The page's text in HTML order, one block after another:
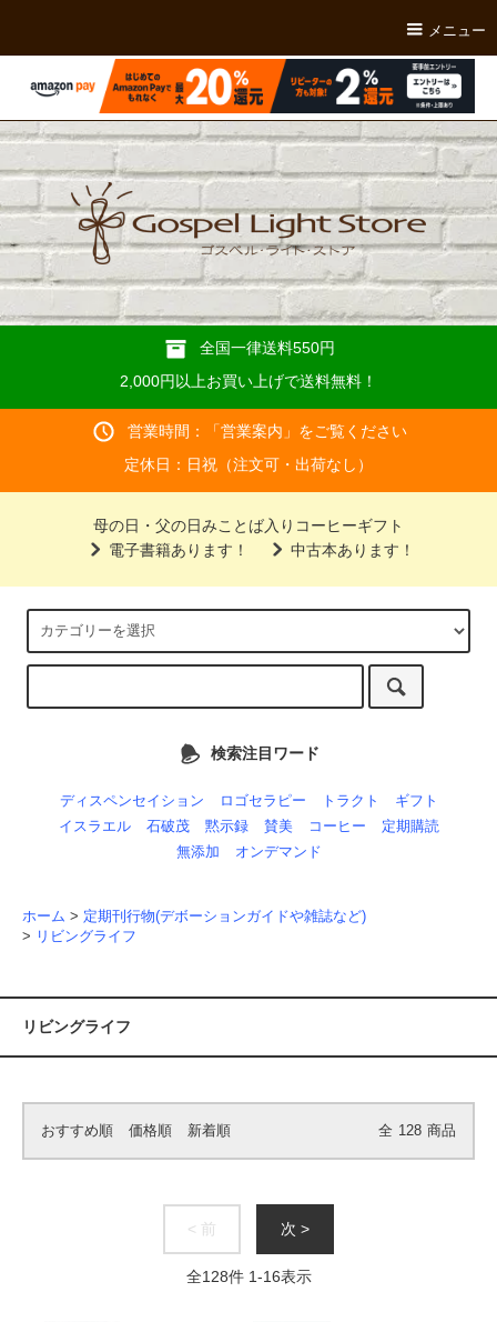
メニュー
全国一律送料550円
2,000円以上お買い上げで送料無料！
営業時間：「営業案内 」をご覧ください
定休日：日祝（注文可・出荷なし）
母の日・父の日みことば入りコーヒーギフト
電子書籍あります！
中古本あります！
検索注目ワード
ディスペンセイション ロゴセラピー トラクト
ギフト
イスラエル
石破茂 黙示録 賛美 コーヒー
定期購読
無添加
オンデマンド
ホーム > 定期刊行物(デボーションガイドや雑誌など)
> リビングライフ
リビングライフ
おすすめ順 価格順 新着順 全 128 商品
< 前 次 >
全128件 1-16表示